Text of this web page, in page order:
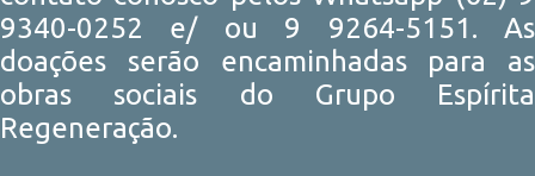
9340-0252 e/ ou 9 9264-5151. As
doações serão encaminhadas para as
obras sociais do Grupo Espírita
Regeneração.